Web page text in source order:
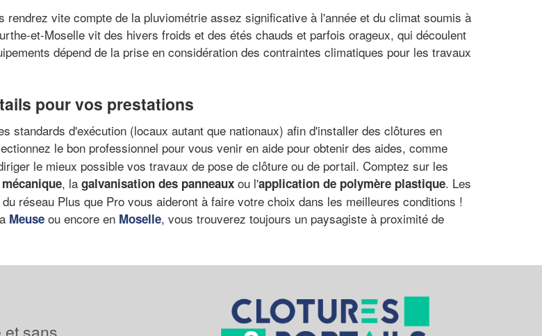
vite compte de la pluviométrie assez significative à l'année et du climat soumis à
et-Moselle vit des hivers froids et des étés chauds et parfois orageux, qui découlent
dépend de la prise en considération des contraintes climatiques pour les travaux
pour vos prestations
standards d'exécution (locaux autant que nationaux) afin d'installer des clôtures en
le bon professionnel pour vous venir en aide pour obtenir des aides, comme
le mieux possible vos travaux de pose de clôture ou de portail. Comptez sur les
, la galvanisation des panneaux ou l'application de polymère plastique. Les
réseau Plus que Pro vous aideront à faire votre choix dans les meilleures conditions !
Meuse ou encore en Moselle, vous trouverez toujours un paysagiste à proximité de